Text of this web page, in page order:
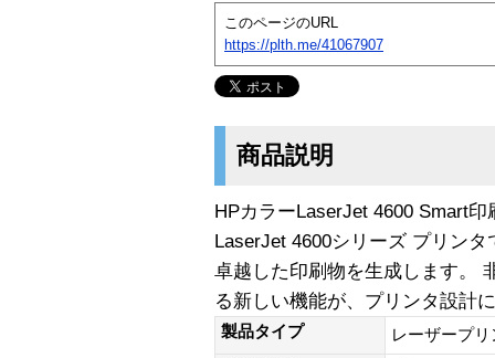
このページのURL
https://plth.me/41067907
商品説明
HPカラーLaserJet 4600 Smart
LaserJet 4600シリーズ プリン
卓越した印刷物を生成します。
る新しい機能が、プリンタ設計
製品タイプ
レーザープ